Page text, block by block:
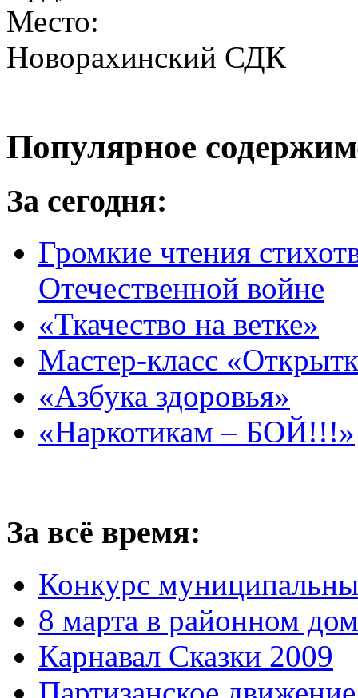
Место:
Новорахинский СДК
Популярное
За сегодня:
Громкие чтения
Отечественной войне
«Ткачество на ветке»
Мастер-класс
«Азбука здоровья»
«Наркотикам – БОЙ!!!»
За всё время:
Конкурс
8 марта в районном
Карнавал Сказки 2009